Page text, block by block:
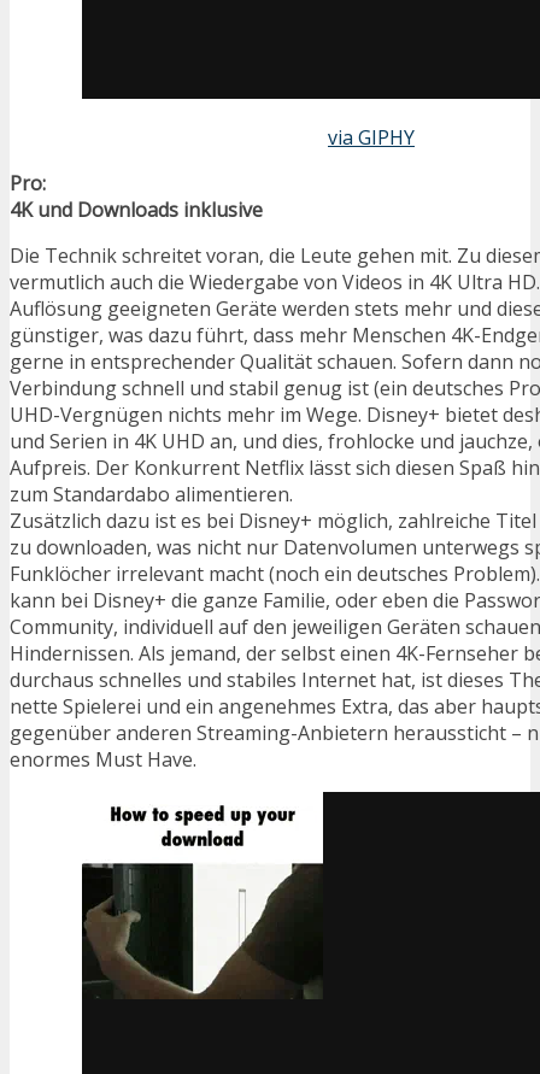
via GIPHY
Pro:
4K und Downloads inklusive
Die Technik schreitet voran, die Leute gehen mit. Zu
vermutlich auch die Wiedergabe von Videos in 4K Ultra
Auflösung geeigneten Geräte werden stets mehr und
günstiger, was dazu führt, dass mehr Menschen 4K-
gerne in entsprechender Qualität schauen. Sofern dann
Verbindung schnell und stabil genug ist (ein deutsches
UHD-Vergnügen nichts mehr im Wege. Disney+ bietet
und Serien in 4K UHD an, und dies, frohlocke und
Aufpreis. Der Konkurrent Netflix lässt sich diesen Spaß
zum Standardabo alimentieren.
Zusätzlich dazu ist es bei Disney+ möglich, zahlreiche
zu downloaden, was nicht nur Datenvolumen unterwegs
Funklöcher irrelevant macht (noch ein deutsches
kann bei Disney+ die ganze Familie, oder eben die
Community, individuell auf den jeweiligen Geräten
Hindernissen. Als jemand, der selbst einen 4K-Fernseher
durchaus schnelles und stabiles Internet hat, ist dieses
nette Spielerei und ein angenehmes Extra, das aber
gegenüber anderen Streaming-Anbietern heraussticht –
enormes Must Have.